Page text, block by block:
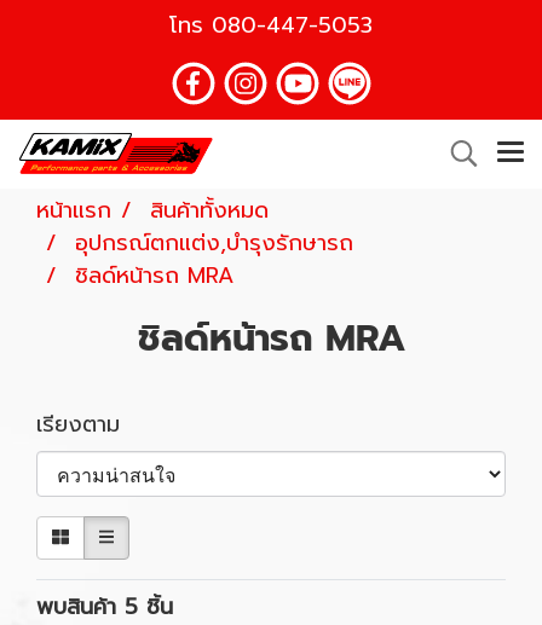
โทร 080-447-5053
หน้าแรก
สินค้าทั้งหมด
อุปกรณ์ตกแต่ง,บำรุงรักษารถ
ชิลด์หน้ารถ MRA
ชิลด์หน้ารถ MRA
เรียงตาม
พบสินค้า 5 ชิ้น